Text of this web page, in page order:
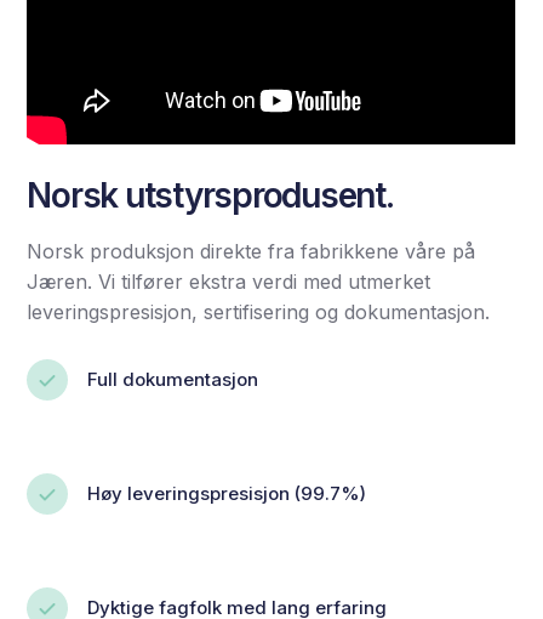
Norsk utstyrsprodusent.
Norsk produksjon direkte fra fabrikkene våre på
Jæren. Vi tilfører ekstra verdi med utmerket
leveringspresisjon, sertifisering og dokumentasjon.
Full dokumentasjon
Høy leveringspresisjon (99.7%)
Dyktige fagfolk med lang erfaring